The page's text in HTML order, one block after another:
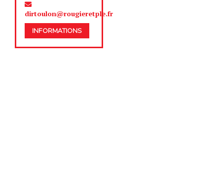
dirtoulon@rougieretple.fr
INFORMATIONS